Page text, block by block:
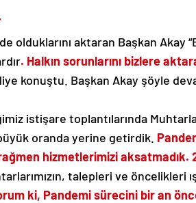
olduklarını aktaran Başkan Akay
. Halkın sorunlarını bizlere
konuştu. Başkan Akay şöyle
istişare toplantılarında
oranda yerine getirdik.
hizmetlerimizi aksatmadık.
talepleri ve öncelikleri
ki, Pandemi sürecini bir an